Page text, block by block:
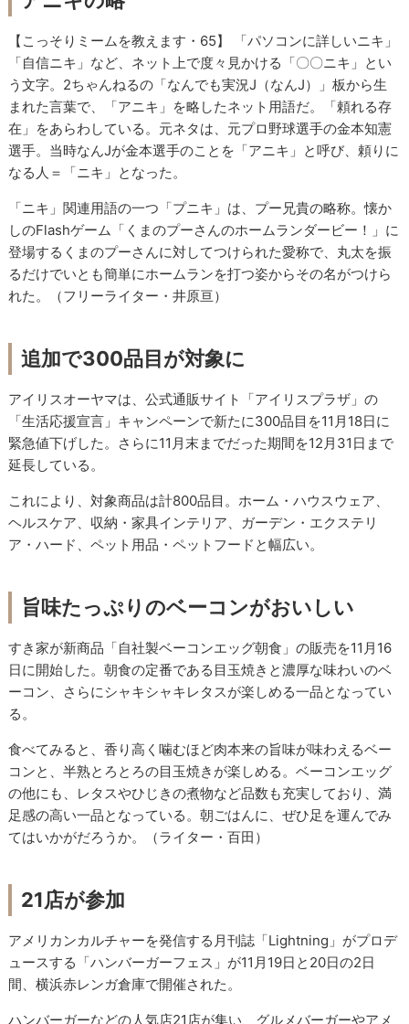
【こっそりミームを教えます・65】 「パソコンに詳しいニキ」
「自信ニキ」など、ネット上で度々見かける「〇〇ニキ」とい
う文字。2ちゃんねるの「なんでも実況J（なんJ）」板から生
まれた言葉で、「アニキ」を略したネット用語だ。「頼れる存
在」をあらわしている。元ネタは、元プロ野球選手の金本知憲
選手。当時なんJが金本選手のことを「アニキ」と呼び、頼りに
なる人＝「ニキ」となった。
「ニキ」関連用語の一つ「プニキ」は、プー兄貴の略称。懐か
しのFlashゲーム「くまのプーさんのホームランダービー！」に
登場するくまのプーさんに対してつけられた愛称で、丸太を振
るだけでいとも簡単にホームランを打つ姿からその名がつけら
れた。（フリーライター・井原亘）
追加で300品目が対象に
アイリスオーヤマは、公式通販サイト「アイリスプラザ」の
「生活応援宣言」キャンペーンで新たに300品目を11月18日に
緊急値下げした。さらに11月末までだった期間を12月31日まで
延長している。
これにより、対象商品は計800品目。ホーム・ハウスウェア、
ヘルスケア、収納・家具インテリア、ガーデン・エクステリ
ア・ハード、ペット用品・ペットフードと幅広い。
旨味たっぷりのベーコンがおいしい
すき家が新商品「自社製ベーコンエッグ朝食」の販売を11月16
日に開始した。朝食の定番である目玉焼きと濃厚な味わいのベ
ーコン、さらにシャキシャキレタスが楽しめる一品となってい
る。
食べてみると、香り高く噛むほど肉本来の旨味が味わえるベー
コンと、半熟とろとろの目玉焼きが楽しめる。ベーコンエッグ
の他にも、レタスやひじきの煮物など品数も充実しており、満
足感の高い一品となっている。朝ごはんに、ぜひ足を運んでみ
てはいかがだろうか。（ライター・百田）
21店が参加
アメリカンカルチャーを発信する月刊誌「Lightning」がプロデ
ュースする「ハンバーガーフェス」が11月19日と20日の2日
間、横浜赤レンガ倉庫で開催された。
ハンバーガーなどの人気店21店が集い、グルメバーガーやアメ